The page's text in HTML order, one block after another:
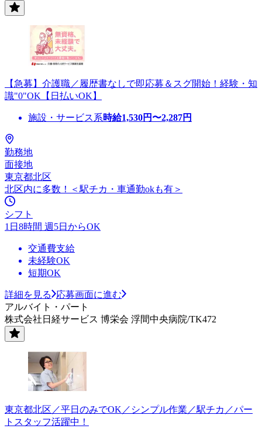
【急募】介護職／履歴書なしで即応募＆スグ開始！経験・知
識"0"OK【日払いOK】
施設・サービス系時給1,530円〜2,287円
勤務地
面接地
東京都北区
北区内に多数！＜駅チカ・車通勤okも有＞
シフト
1日8時間 週5日からOK
交通費支給
未経験OK
短期OK
詳細を見る
応募画面に進む
アルバイト・パート
株式会社日経サービス 博栄会 浮間中央病院/TK472
東京都北区／平日のみでOK／シンプル作業／駅チカ／パー
トスタッフ活躍中！